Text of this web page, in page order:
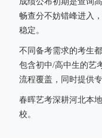
畅查分不妨错峰进入
稳定。
不同备考需求的考生
包含初中/高中生的艺
流程覆盖，同时提供
春晖艺考深耕河北本
校。